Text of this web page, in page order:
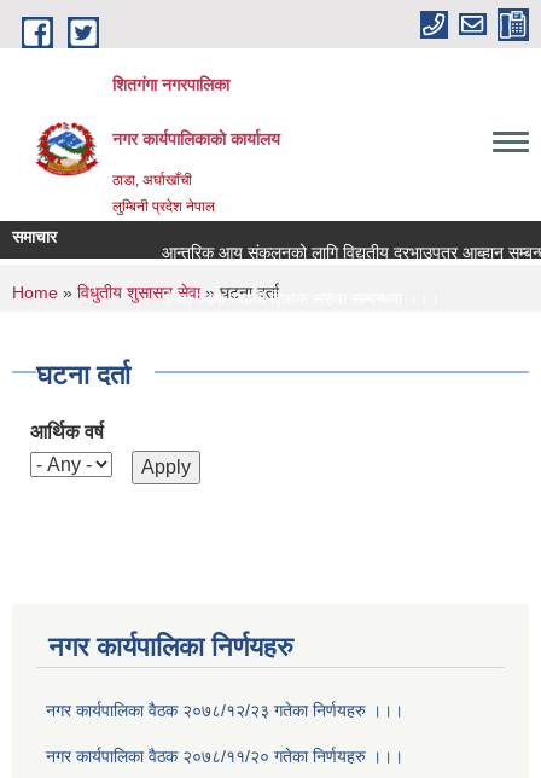
Skip to main content
शितगंगा नगरपालिका
नगर कार्यपालिकाकाे कार्यालय
ठाडा, अर्घाखाँची
लुम्बिनी प्रदेश नेपाल
समाचार
आन्तरिक आय संकलनको लागि विद्युतीय दरभाउपत्र आब्हान
रिक्त पदमा स्थायी शिक्षक सरुवा सम्बन्धमा ।।।
You are here
Home » विधुतीय शुसासन सेवा» घटना दर्ता
घटना दर्ता
आर्थिक वर्ष
नगर कार्यपालिका निर्णयहरु
नगर कार्यपालिका वैठक २०७८/१२/२३ गतेका निर्णयहरु ।।।
नगर कार्यपालिका वैठक २०७८/११/२० गतेका निर्णयहरु ।।।